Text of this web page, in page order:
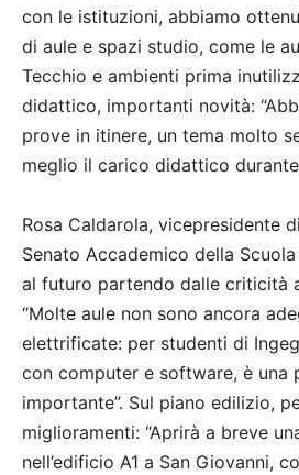
con le istituzioni, abbiamo
di aule e spazi studio, come le
Tecchio e ambienti prima
didattico, importanti novità:
prove in itinere, un tema molto
meglio il carico didattico durante
Rosa Caldarola, vicepresidente
Senato Accademico della
al futuro partendo dalle criticità
“Molte aule non sono ancora
elettrificate: per studenti di
con computer e software, è una
importante”. Sul piano edilizio,
miglioramenti: “Aprirà a breve
nell’edificio A1 a San Giovanni,